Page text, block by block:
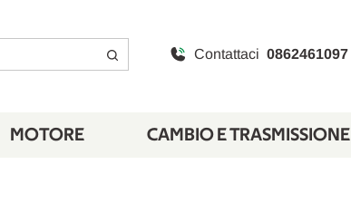
Contattaci 0862461097
MOTORE CAMBIO E TRASMISSIONE